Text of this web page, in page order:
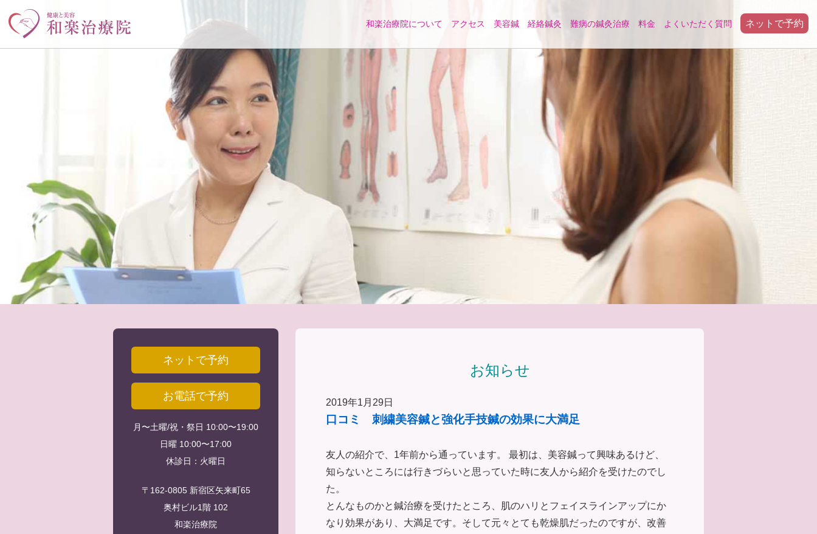
和楽治療院について アクセス 美容鍼 経絡鍼灸 難病の鍼灸治療 料金 よくいただく質問 ネットで予約
お知らせ
2019年1月29日
口コミ 刺繍美容鍼と強化手技鍼の効果に大満足
友人の紹介で、1年前から通っています。 最初は、美容鍼って興味あるけど、
知らないところには行きづらいと思っていた時に友人から紹介を受けたのでし
た。
とんなものかと鍼治療を受けたところ、肌のハリとフェイスラインアップにか
なり効果があり、大満足です。そして元々とても乾燥肌だったのですが、改善
ネットで予約
お電話で予約
月〜土曜/祝・祭日 10:00〜19:00
日曜 10:00〜17:00
休診日：火曜日
〒162-0805 新宿区矢来町65
奥村ビル1階 102
和楽治療院